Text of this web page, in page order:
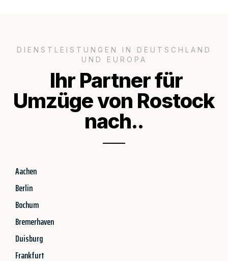
DIENSTLEISTUNGEN IN DEUTSCHLAND
UND EUROPA
Ihr Partner für
Umzüge von Rostock
nach..
Aachen
Berlin
Bochum
Bremerhaven
Duisburg
Frankfurt